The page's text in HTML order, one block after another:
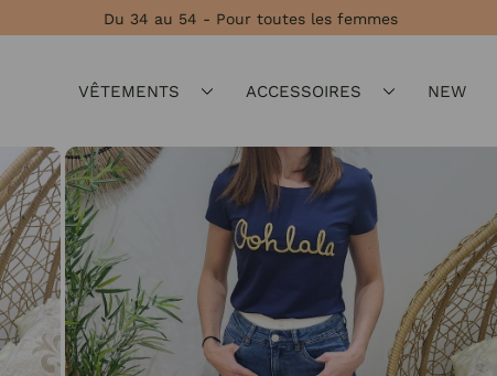
Du 34 au 54 - Pour toutes les femmes
VÊTEMENTS ACCESSOIRES NEW